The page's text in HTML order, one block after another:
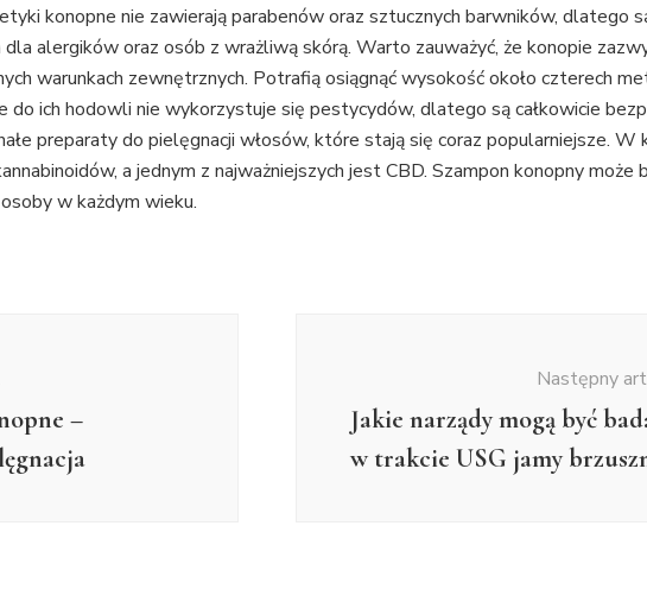
konopne nie zawierają parabenów oraz sztucznych barwników, dlatego
alergików oraz osób z wrażliwą skórą. Warto zauważyć, że konopie
warunkach zewnętrznych. Potrafią osiągnąć wysokość około czterech
do ich hodowli nie wykorzystuje się pestycydów, dlatego są całkowicie
preparaty do pielęgnacji włosów, które stają się coraz popularniejsze. W
a jednym z najważniejszych jest CBD. Szampon konopny może
w każdym wieku.
–
Następny
Jakie narządy mogą być
w trakcie USG jamy